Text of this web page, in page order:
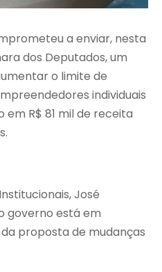
a enviar, nesta
dos Deputados, um
o limite de
individuais
em R$ 81 mil de receita
José
governo está em
proposta de mudanças